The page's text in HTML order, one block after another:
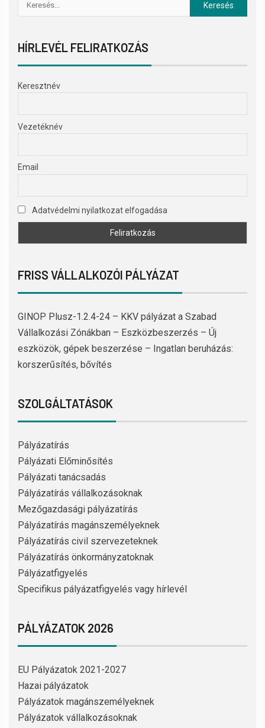
HÍRLEVÉL FELIRATKOZÁS
Keresztnév
Vezetéknév
Email
Adatvédelmi nyilatkozat elfogadása
FRISS VÁLLALKOZÓI PÁLYÁZAT
GINOP Plusz-1.2.4-24 – KKV pályázat a Szabad
Vállalkozási Zónákban – Eszközbeszerzés – Új
eszközök, gépek beszerzése – Ingatlan beruházás:
korszerűsítés, bővítés
SZOLGÁLTATÁSOK
Pályázatírás
Pályázati Előminősítés
Pályázati tanácsadás
Pályázatírás vállalkozásoknak
Mezőgazdasági pályázatírás
Pályázatírás magánszemélyeknek
Pályázatírás civil szervezeteknek
Pályázatírás önkormányzatoknak
Pályázatfigyelés
Specifikus pályázatfigyelés vagy hírlevél
PÁLYÁZATOK 2026
EU Pályázatok 2021-2027
Hazai pályázatok
Pályázatok magánszemélyeknek
Pályázatok vállalkozásoknak